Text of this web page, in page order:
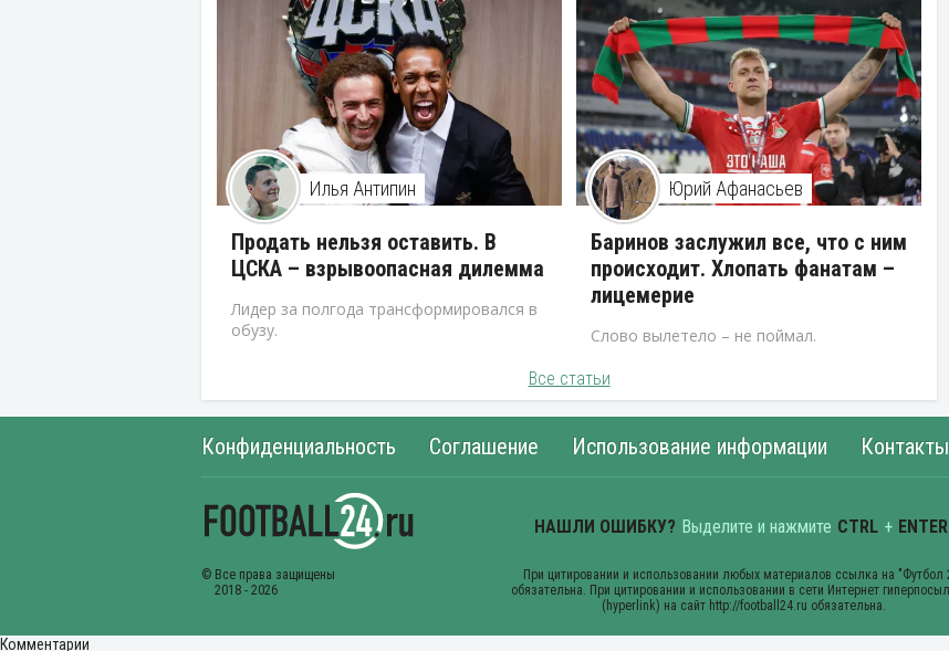
Илья Антипин
Продать нельзя оставить. В
ЦСКА – взрывоопасная дилемма
Лидер за полгода трансформировался в
обузу.
Юрий Афанасьев
Баринов заслужил все, что с ним
происходит. Хлопать фанатам –
лицемерие
Слово вылетело – не поймал.
Все статьи
Конфиденциальность Соглашение Использование информации Контакты
Комментарии